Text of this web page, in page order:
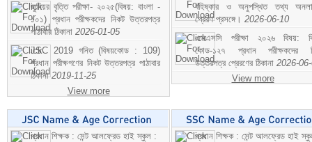
জুনিয়র বৃত্তি পরীক্ষা- ২০২৫(বিষয়: বাংলা -
১০১) প্রধান পরীক্ষকদের নিকট উত্তরপত্র
পাঠাবার ঠিকানা 2026-01-05
JSC 2019 গনিত (বিষয়কোড : 109)
প্রধান পরীক্ষগণের নিকট উত্তরপত্র পাঠাবার
ঠিকানা2019-11-25
View more
বহিষ্কার ও অনুপস্থিত তথ্য
প্রেরণ প্রসঙ্গে। 2026-06-10
এসএসসি পরীক্ষা ২০২৬ বিষয়:
কোড-১২৭ প্রধান পরীক্ষকদের
উত্তরপত্র প্রেরণের ঠিকানা 2026-
View more
প্রধান শিক্ষক : সেন্ট আলফ্রেড হাই স্কুল :
প্রধান শিক্ষক : সেন্ট আলফ্রেড হাই